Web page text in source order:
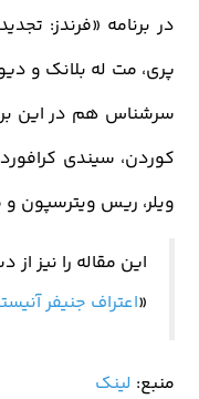
در برنامه «فرندز:
پری، مت له بلانک و
سرشناس هم در این
کوردن، سیندی
ویلر، ریس ویترسپون
این مقاله را نیز
«اعتراف جنیفر
منبع: لینک